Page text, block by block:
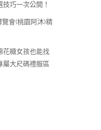
巧一次公開！
會(桃園阿沐)精
花糖女孩也能找
屬大尺碼禮服區